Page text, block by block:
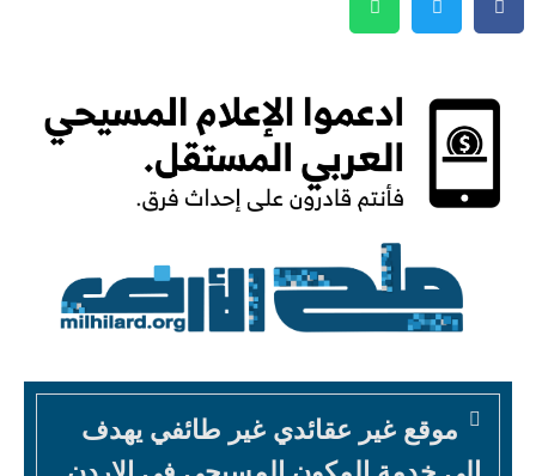
موقع غير عقائدي غير طائفي يهدف